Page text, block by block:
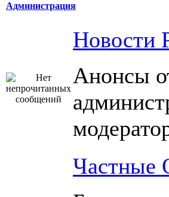
Администрация
Новости
Анонсы
Частные